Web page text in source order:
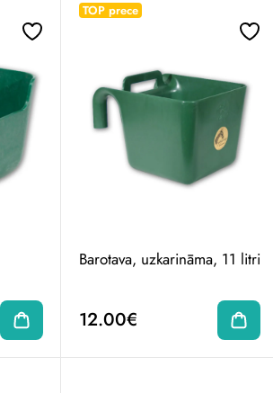
TOP prece
Barotava, uzkarināma, 11 litri
12.00€